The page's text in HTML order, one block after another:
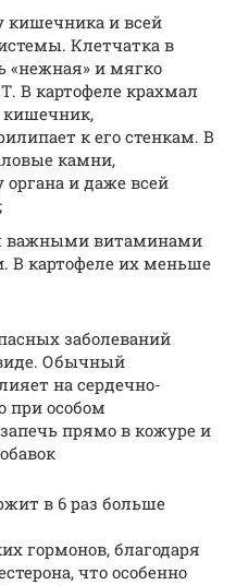
кишечника и всей
Клетчатка в
«нежная» и мягко
В картофеле крахмал
кишечник,
к его стенкам. В
камни,
и даже всей
важными витаминами
В картофеле их меньше
заболеваний
Обычный
на сердечно-
при особом
прямо в кожуре и
в 6 раз больше
гормонов, благодаря
что особенно